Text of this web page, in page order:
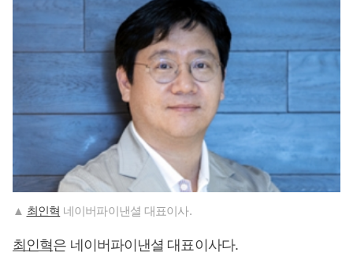
▲ 최인혁 네이버파이낸셜 대표이사.
최인혁은 네이버파이낸셜 대표이사다.